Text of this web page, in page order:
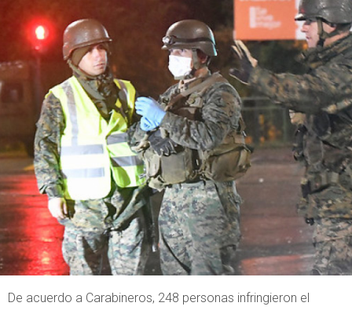
De acuerdo a Carabineros, 248 personas infringieron el